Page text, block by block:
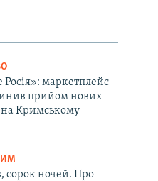
маркетплейс
прийом нових
на Кримському
сорок ночей. Про